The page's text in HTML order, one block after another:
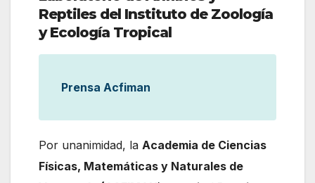
Reptiles del Instituto de Zoología
y Ecología Tropical
Prensa Acfiman
Por unanimidad, la Academia de Ciencias
Físicas, Matemáticas y Naturales de